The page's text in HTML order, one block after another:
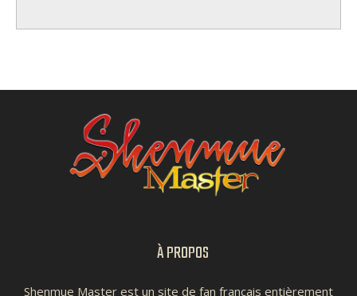
À PROPOS
Shenmue Master est un site de fan français entièrement